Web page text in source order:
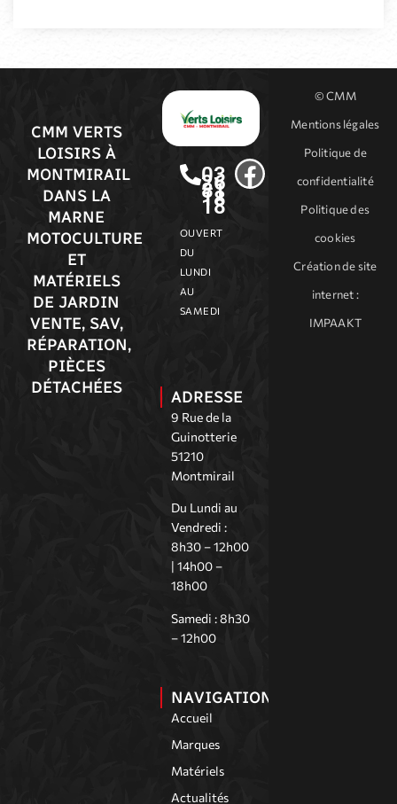
CMM VERTS
LOISIRS À
MONTMIRAIL
DANS LA
MARNE
MOTOCULTURE
ET
MATÉRIELS
DE JARDIN
VENTE, SAV,
RÉPARATION,
PIÈCES
DÉTACHÉES
03
26
81
18
18
OUVERT
DU
LUNDI
AU
SAMEDI
ADRESSE
9 Rue de la
Guinotterie
51210
Montmirail
Du Lundi au
Vendredi :
8h30 – 12h00
| 14h00 –
18h00
Samedi : 8h30
– 12h00
NAVIGATION
Accueil
Marques
Matériels
Actualités
© CMM
Mentions légales
Politique de
confidentialité
Politique des
cookies
Création de site
internet:
IMPAAKT